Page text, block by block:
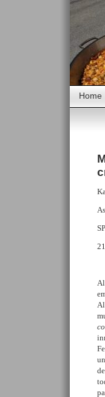
Home
21
Al